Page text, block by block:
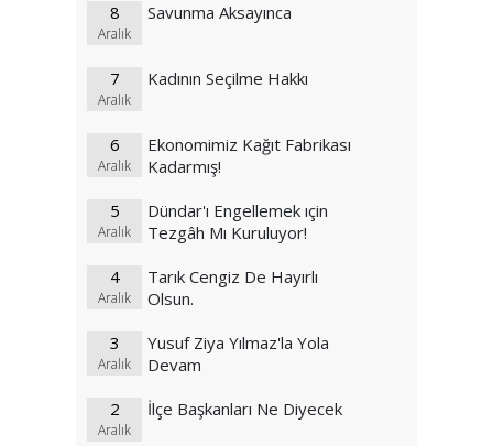
8
Aralık
Savunma Aksayınca
7
Aralık
Kadının Seçilme Hakkı
6
Aralık
Ekonomimiz Kağıt Fabrikası
Kadarmış!
5
Aralık
Dündar'ı Engellemek ıçin
Tezgâh Mı Kuruluyor!
4
Aralık
Tarık Cengiz De Hayırlı
Olsun.
3
Aralık
Yusuf Ziya Yılmaz'la Yola
Devam
2
Aralık
İlçe Başkanları Ne Diyecek